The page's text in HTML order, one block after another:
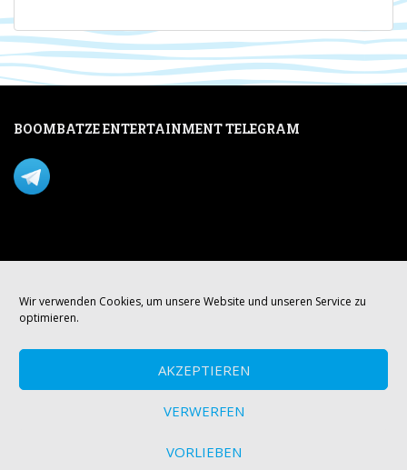
Wir verwenden Cookies, um unsere Website und unseren Service zu
optimieren.
AKZEPTIEREN
VERWERFEN
VORLIEBEN
BOOMBATZE ENTERTAINMENT TELEGRAM